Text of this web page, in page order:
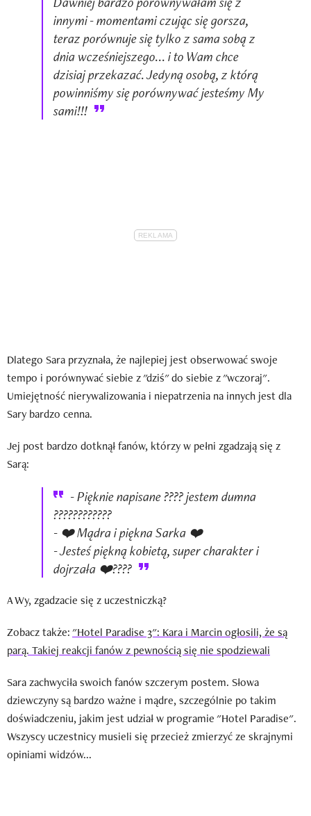
innymi - momentami czując się gorsza,
teraz porównuje się tylko z sama sobą z
dnia wcześniejszego... i to Wam chce
dzisiaj przekazać. Jedyną osobą, z którą
powinniśmy się porównywać jesteśmy My
sami!!!
Dlatego Sara przyznała, że najlepiej jest obserwować swoje
tempo i porównywać siebie z "dziś" do siebie z "wczoraj".
Umiejętność nierywalizowania i niepatrzenia na innych jest dla
Sary bardzo cenna.
Jej post bardzo dotknął fanów, którzy w pełni zgadzają się z
Sarą:
- Pięknie napisane ???? jestem dumna
????????????
- ❤️ Mądra i piękna Sarka ❤️
- Jesteś piękną kobietą, super charakter i
dojrzała ❤️????
A Wy, zgadzacie się z uczestniczką?
Zobacz także:"Hotel Paradise 3": Kara i Marcin ogłosili, że są
parą. Takiej reakcji fanów z pewnością się nie spodziewali
Sara zachwyciła swoich fanów szczerym postem. Słowa
dziewczyny są bardzo ważne i mądre, szczególnie po takim
doświadczeniu, jakim jest udział w programie "Hotel Paradise".
Wszyscy uczestnicy musieli się przecież zmierzyć ze skrajnymi
opiniami widzów...